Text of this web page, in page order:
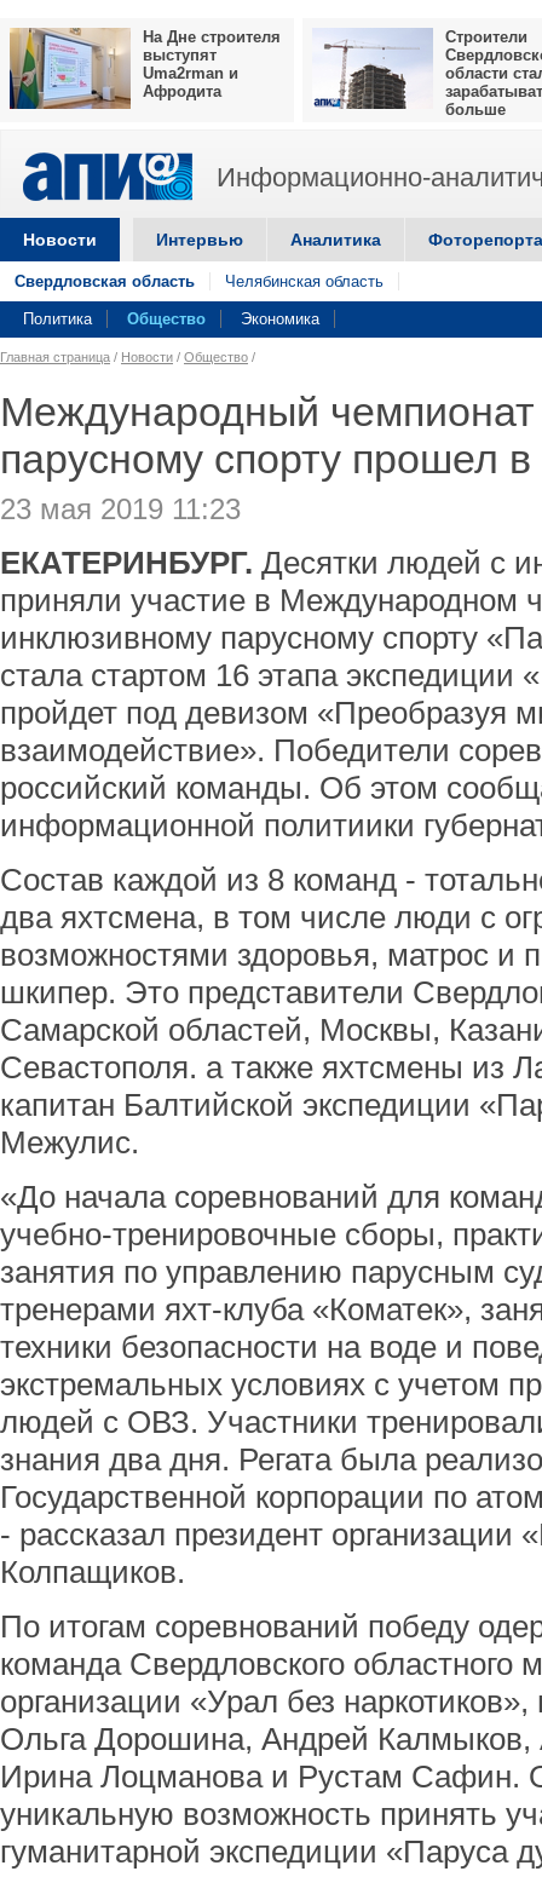
На Дне строителя
выступят
Uma2rman и
Афродита
Строители
области
больше
Информационно-
Новости Интервью Аналитика
Свердловская область Челябинская область
Политика Общество Экономика
Главная страница / Новости / Общество /
Международный
парусному спорту прошел в
23 мая 2019 11:23
ЕКАТЕРИНБУРГ. Десятки людей с
приняли участие в Международном
инклюзивному парусному спорту
стала стартом 16 этапа экспедиции
пройдет под девизом «Преобразуя
взаимодействие». Победители
российский команды. Об этом
информационной политиики
Состав каждой из 8 команд -
два яхтсмена, в том числе люди с
возможностями здоровья, матрос и
шкипер. Это представители
Самарской областей, Москвы,
Севастополя. а также яхтсмены из
капитан Балтийской экспедиции
Межулис.
«До начала соревнований для
учебно-тренировочные сборы,
занятия по управлению парусным
тренерами яхт-клуба «Коматек»,
техники безопасности на воде и
экстремальных условиях с учетом
людей с ОВЗ. Участники
знания два дня. Регата была
Государственной корпорации по
- рассказал президент организации
Колпащиков.
По итогам соревнований победу
команда Свердловского областного
организации «Урал без
Ольга Дорошина, Андрей
Ирина Лоцманова и Рустам Сафин.
уникальную возможность принять
гуманитарной экспедиции «Паруса